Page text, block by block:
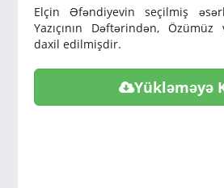
Elçin Əfəndiyevin seçilmiş
Yazıçının Dəftərindən,
daxil edilmişdir.
Yükləməyə